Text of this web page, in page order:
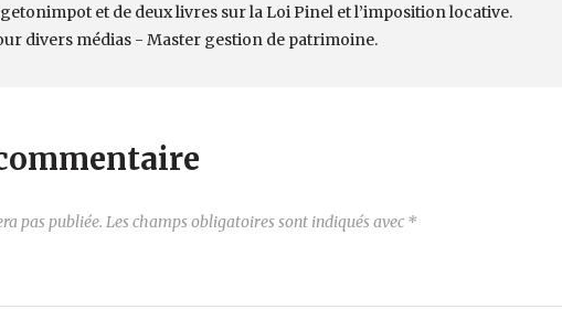
et de deux livres sur la Loi Pinel et l’imposition locative.
divers médias - Master gestion de patrimoine.
pas publiée. Les champs obligatoires sont indiqués avec *